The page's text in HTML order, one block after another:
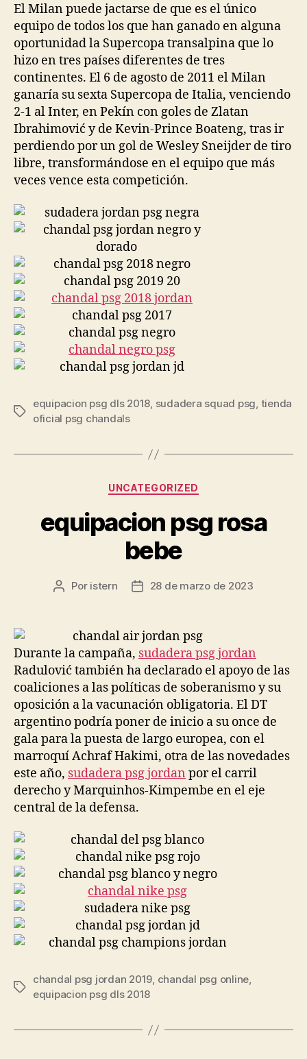
El Milan puede jactarse de que es el único
equipo de todos los que han ganado en alguna
oportunidad la Supercopa transalpina que lo
hizo en tres países diferentes de tres
continentes. El 6 de agosto de 2011 el Milan
ganaría su sexta Supercopa de Italia, venciendo
2-1 al Inter, en Pekín con goles de Zlatan
Ibrahimović y de Kevin-Prince Boateng, tras ir
perdiendo por un gol de Wesley Sneijder de tiro
libre, transformándose en el equipo que más
veces vence esta competición.
Etiquetas
equipacion psg dls 2018, sudadera squad psg, tienda
oficial psg chandals
Categorías
UNCATEGORIZED
equipacion psg rosa
bebe
Autor
entrada
Por istern
Fecha
entrada
28 de marzo de 2023
Durante la campaña, sudadera psg jordan
Radulović también ha declarado el apoyo de las
coaliciones a las políticas de soberanismo y su
oposición a la vacunación obligatoria. El DT
argentino podría poner de inicio a su once de
gala para la puesta de largo europea, con el
marroquí Achraf Hakimi, otra de las novedades
este año, sudadera psg jordan por el carril
derecho y Marquinhos-Kimpembe en el eje
central de la defensa.
Etiquetas
chandal psg jordan 2019, chandal psg online,
equipacion psg dls 2018